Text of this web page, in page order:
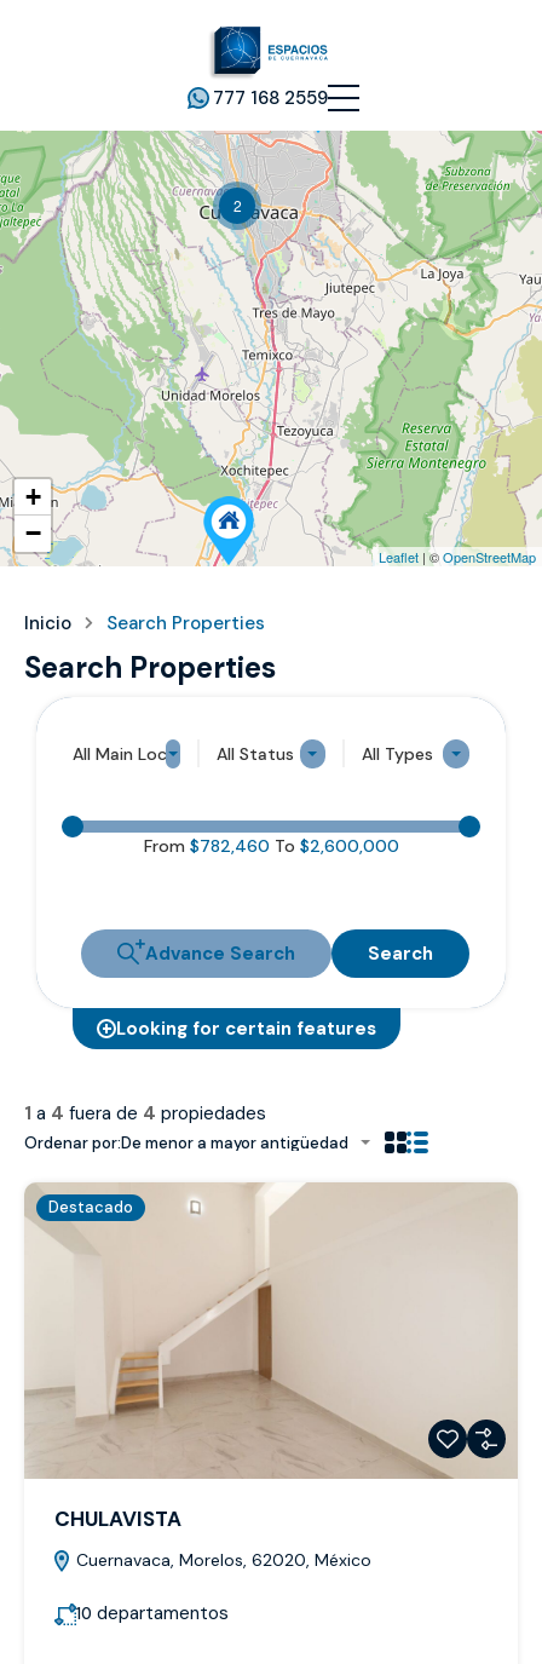
777 168 2559
2
+
−
Leaflet | ©OpenStreetMap
Inicio Search Properties
Search Properties
All Main LocationsAll Status All Types
From $782,460 To $2,600,000
Advance Search Search
Looking for certain features
1 a 4 fuera de 4 propiedades
Ordenar por:De menor a mayor antigüedad
Destacado
CHULAVISTA
Cuernavaca, Morelos, 62020, México
10 departamentos